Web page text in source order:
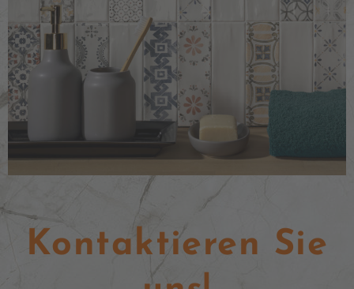
Kontaktieren Sie